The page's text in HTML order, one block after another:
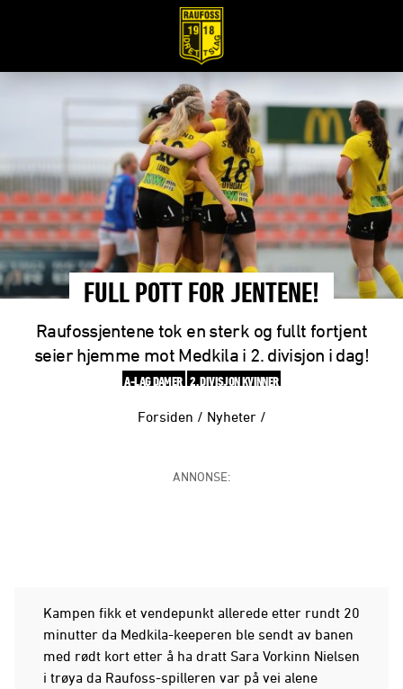
FULL POTT FOR JENTENE!
Raufossjentene tok en sterk og fullt fortjent
seier hjemme mot Medkila i 2. divisjon i dag!
A-LAG DAMER 2. DIVISJON KVINNER
Forsiden / Nyheter /
ANNONSE:
Kampen fikk et vendepunkt allerede etter rundt 20
minutter da Medkila-keeperen ble sendt av banen
med rødt kort etter å ha dratt Sara Vorkinn Nielsen
i trøya da Raufoss-spilleren var på vei alene